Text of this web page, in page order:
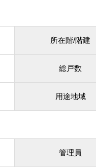
所在階/階建
総戸数
用途地域
管理員